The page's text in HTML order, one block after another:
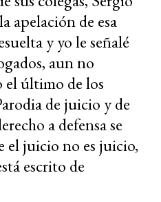
apelación de esa
y yo le señalé
aun no
el último de los
de juicio y de
a defensa se
el juicio no es juicio,
escrito de